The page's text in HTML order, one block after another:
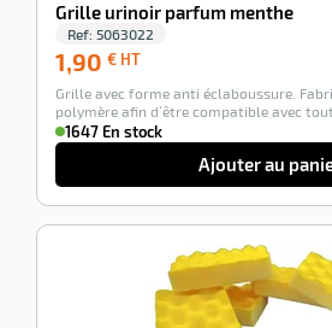
Grille urinoir parfum menthe
Ref: 5063022
1,90 € HT
HT
Grille avec forme anti éclaboussure.
polymère afin d’être compatible avec
1647 En stock
Ajouter au